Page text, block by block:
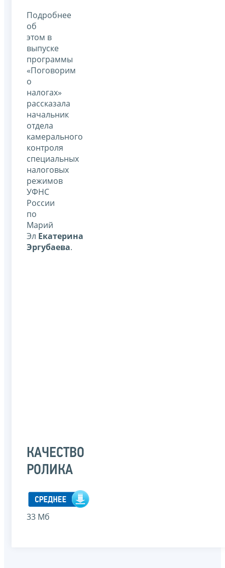
Подробнее
об
этом в
выпуске
программы
«Поговорим
о
налогах»
рассказала
начальник
отдела
камерального
контроля
специальных
налоговых
режимов
УФНС
России
по
Марий
Эл Екатерина
Эргубаева.
КАЧЕСТВО
РОЛИКА
33 Мб